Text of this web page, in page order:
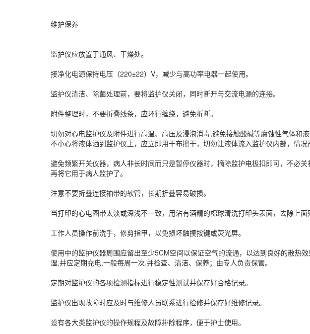
维护保养
监护仪应放置于通风、干燥处。
接净化电源保持电压（220±22）V，减少与高功率电器一起使用。
监护仪清洁、除菌处理前，要将监护仪关闭，同时断开与交流电源的连接。
附件整理时，不要折叠线条，应环行缠绕，避免折断。
切勿对心电监护仪及附件进行高温、高压及浸泡消毒,避免接触酸碱等腐蚀性气体和
不小心将液体洒到监护仪上，应立即用干布擦干，切勿让液体流入监护仪内部，情况
避免频繁开关仪器，病人非长时间而只是暂停仪器时，摘除监护电极扣即可，不必
再将它用于病人监护了。
注意不要折叠连接袖带的软管，长期折叠容易破损。
当打印的心电图带太淡或深浅不一致，用沾有酒精的棉球清洗打印头表面，去除上面
工作人员操作前洗手，修剪指甲，以免损坏触摸按键或荧光屏。
使用中的监护仪器周围应留出至少5CM空间以保证空气的流通，以达到良好的散热
湿,并应定期充电,一般每周一次,并检查、清洁、保养；由专人负责保管。
定期对监护仪的各项检测指标进行稳定性测试并保存好合格记录。
监护仪出现故障时应及时与维修人员联系进行检修并保存好维修记录。
设有各大类监护仪的操作规程及故障排除程序，便于护士使用。